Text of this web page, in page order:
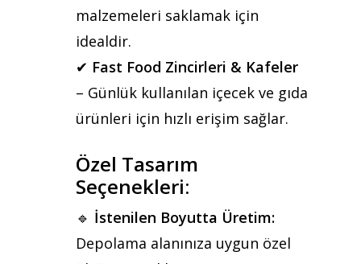
malzemeleri saklamak için
idealdir.
✔ Fast Food Zincirleri & Kafeler
– Günlük kullanılan içecek ve gıda
ürünleri için hızlı erişim sağlar.
Özel Tasarım
Seçenekleri:
🔹 İstenilen Boyutta Üretim:
Depolama alanınıza uygun özel